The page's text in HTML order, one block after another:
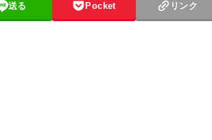
送る Pocket リンク